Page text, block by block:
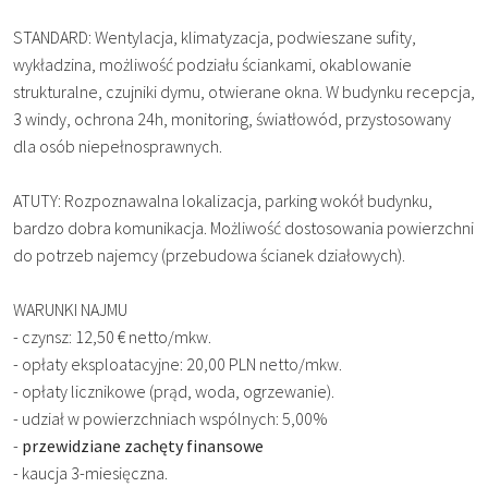
STANDARD: Wentylacja, klimatyzacja, podwieszane sufity,
wykładzina, możliwość podziału ściankami, okablowanie
strukturalne, czujniki dymu, otwierane okna. W budynku recepcja,
3 windy, ochrona 24h, monitoring, światłowód, przystosowany
dla osób niepełnosprawnych.
ATUTY: Rozpoznawalna lokalizacja, parking wokół budynku,
bardzo dobra komunikacja. Możliwość dostosowania powierzchni
do potrzeb najemcy (przebudowa ścianek działowych).
WARUNKI NAJMU
- czynsz: 12,50 € netto/mkw.
- opłaty eksploatacyjne: 20,00 PLN netto/mkw.
- opłaty licznikowe (prąd, woda, ogrzewanie).
- udział w powierzchniach wspólnych: 5,00%
- przewidziane zachęty finansowe
- kaucja 3-miesięczna.